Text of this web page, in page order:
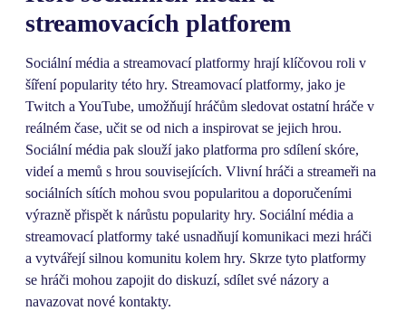
streamovacích platforem
Sociální média a streamovací platformy hrají klíčovou roli v
šíření popularity této hry. Streamovací platformy, jako je
Twitch a YouTube, umožňují hráčům sledovat ostatní hráče v
reálném čase, učit se od nich a inspirovat se jejich hrou.
Sociální média pak slouží jako platforma pro sdílení skóre,
videí a memů s hrou souvisejících. Vlivní hráči a streameři na
sociálních sítích mohou svou popularitou a doporučeními
výrazně přispět k nárůstu popularity hry. Sociální média a
streamovací platformy také usnadňují komunikaci mezi hráči
a vytvářejí silnou komunitu kolem hry. Skrze tyto platformy
se hráči mohou zapojit do diskuzí, sdílet své názory a
navazovat nové kontakty.